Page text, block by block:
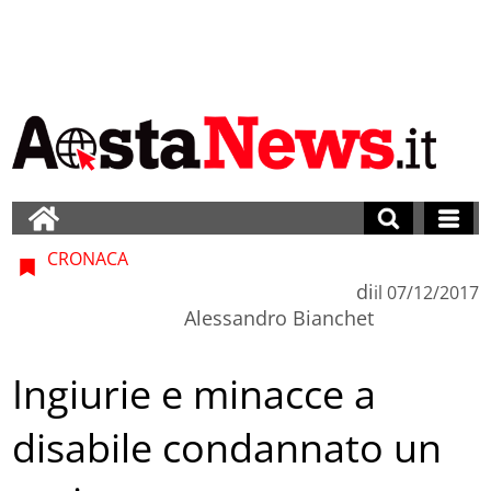
CRONACA
di
Alessandro Bianchet
il 07/12/2017
Ingiurie e minacce a
disabile condannato un